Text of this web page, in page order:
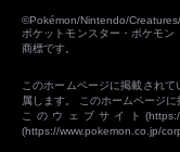
©Pokémon/Nintendo/
ポケットモンスター・ポケモ
商標です。
このホームページに掲載され
属します。 このホームページ
このウェブサイト(
(https://www.pokemon.co.jp/